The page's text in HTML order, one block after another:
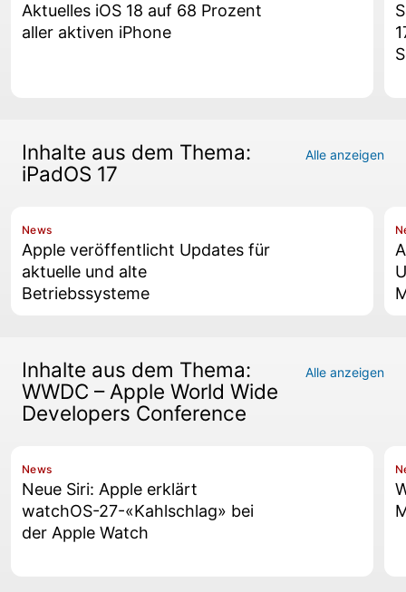
Aktuelles iOS 18 auf 68 Prozent
aller aktiven iPhone
Inhalte aus dem Thema:
iPadOS 17
Alle anzeigen
News
Apple veröffentlicht Updates für
aktuelle und alte
Betriebssysteme
Inhalte aus dem Thema:
WWDC – Apple World Wide
Developers Conference
Alle anzeigen
News
Neue Siri: Apple erklärt
watchOS-27-«Kahlschlag» bei
der Apple Watch